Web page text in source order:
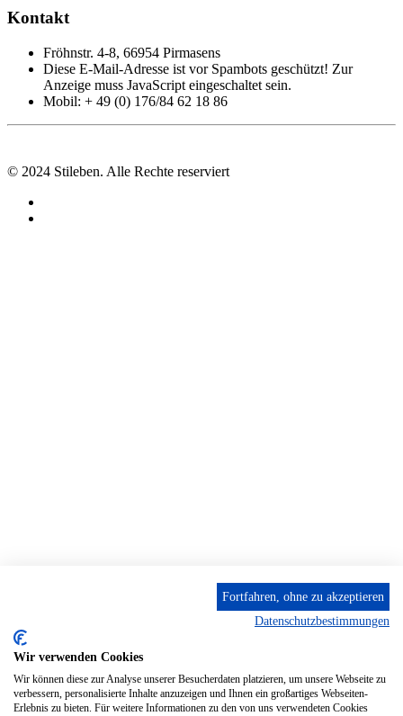
Kontakt
Fröhnstr. 4-8, 66954 Pirmasens
Diese E-Mail-Adresse ist vor Spambots geschützt! Zur
Anzeige muss JavaScript eingeschaltet sein.
Mobil: + 49 (0) 176/84 62 18 86
© 2024 Stileben. Alle Rechte reserviert
Fortfahren, ohne zu akzeptieren
Datenschutzbestimmungen
Wir verwenden Cookies
Wir können diese zur Analyse unserer Besucherdaten platzieren, um unsere Webseite zu
verbessern, personalisierte Inhalte anzuzeigen und Ihnen ein großartiges Webseiten-
Erlebnis zu bieten. Für weitere Informationen zu den von uns verwendeten Cookies